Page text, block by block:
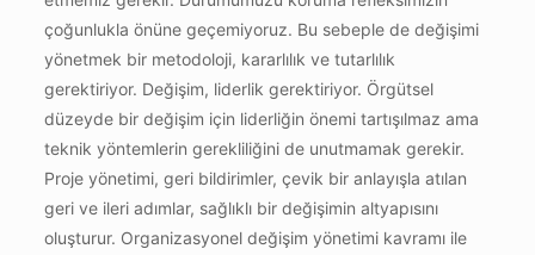
çoğunlukla önüne geçemiyoruz. Bu sebeple de değişimi
yönetmek bir metodoloji, kararlılık ve tutarlılık
gerektiriyor. Değişim, liderlik gerektiriyor. Örgütsel
düzeyde bir değişim için liderliğin önemi tartışılmaz ama
teknik yöntemlerin gerekliliğini de unutmamak gerekir.
Proje yönetimi, geri bildirimler, çevik bir anlayışla atılan
geri ve ileri adımlar, sağlıklı bir değişimin altyapısını
oluşturur. Organizasyonel değişim yönetimi kavramı ile